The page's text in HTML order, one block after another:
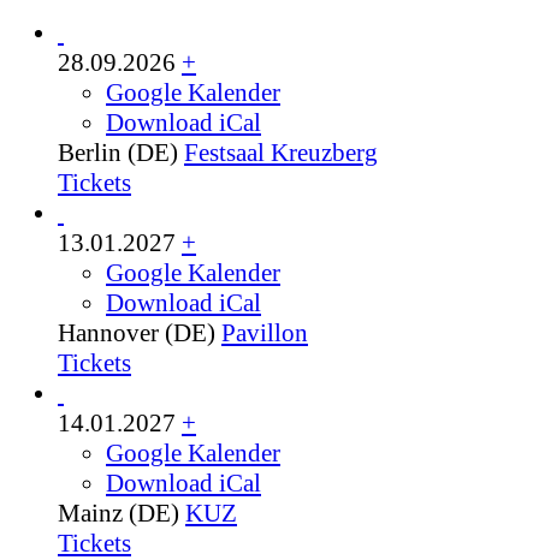
28.09.2026 +
Google Kalender
Download iCal
Berlin (DE) Festsaal Kreuzberg
Tickets
13.01.2027 +
Google Kalender
Download iCal
Hannover (DE) Pavillon
Tickets
14.01.2027 +
Google Kalender
Download iCal
Mainz (DE) KUZ
Tickets